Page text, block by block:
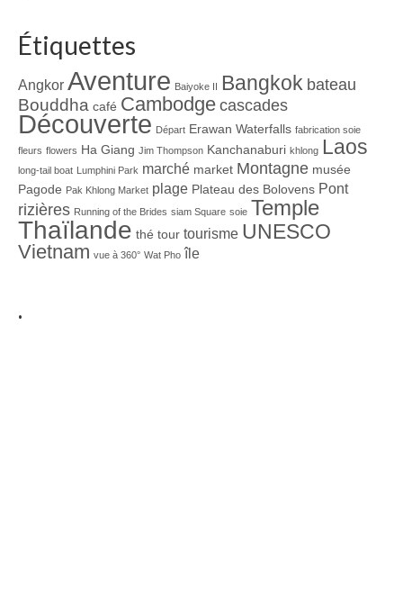
Étiquettes
Angkor Aventure Baiyoke II Bangkok bateau
Bouddha café Cambodge cascades
Découverte Départ Erawan Waterfalls fabrication soie
fleurs flowers Ha Giang Jim Thompson Kanchanaburi khlong Laos
long-tail boat Lumphini Park marché market Montagne musée
Pagode Pak Khlong Market plage Plateau des Bolovens Pont
rizières Running of the Brides siam Square soie Temple
Thaïlande thé tour tourisme UNESCO
Vietnam vue à 360° Wat Pho île
.